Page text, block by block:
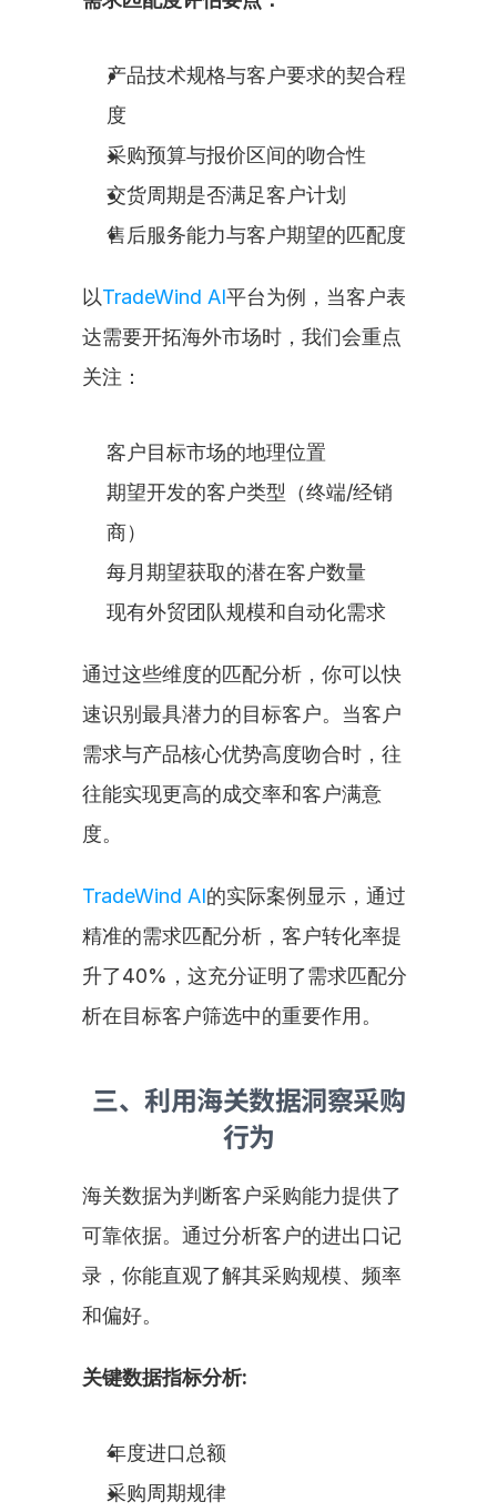
产品技术规格与客户要求的契合程
度
采购预算与报价区间的吻合性
交货周期是否满足客户计划
售后服务能力与客户期望的匹配度
以TradeWind AI平台为例，当客户表
达需要开拓海外市场时，我们会重点
关注：
客户目标市场的地理位置
期望开发的客户类型（终端/经销
商）
每月期望获取的潜在客户数量
现有外贸团队规模和自动化需求
通过这些维度的匹配分析，你可以快
速识别最具潜力的目标客户。当客户
需求与产品核心优势高度吻合时，往
往能实现更高的成交率和客户满意
度。
TradeWind AI的实际案例显示，通过
精准的需求匹配分析，客户转化率提
升了40%，这充分证明了需求匹配分
析在目标客户筛选中的重要作用。
三、利用海关数据洞察采购
行为
海关数据为判断客户采购能力提供了
可靠依据。通过分析客户的进出口记
录，你能直观了解其采购规模、频率
和偏好。
关键数据指标分析:
年度进口总额
采购周期规律